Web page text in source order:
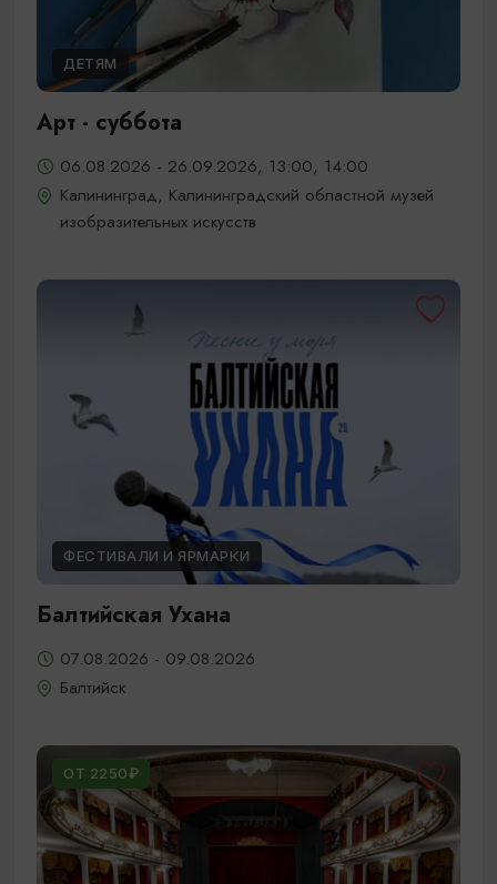
ДЕТЯМ
Арт - суббота
06.08.2026 - 26.09.2026, 13:00, 14:00
Калининград, Калининградский областной музей
изобразительных искусств
ФЕСТИВАЛИ И ЯРМАРКИ
Балтийская Ухана
07.08.2026 - 09.08.2026
Балтийск
ОТ 2250₽